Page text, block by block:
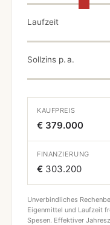
Laufzeit
Sollzins p. a.
KAUFPREIS
€ 379.000
FINANZIERUNG
€ 303.200
Unverbindliches
Eigenmittel und Laufzeit
Spesen. Effektiver